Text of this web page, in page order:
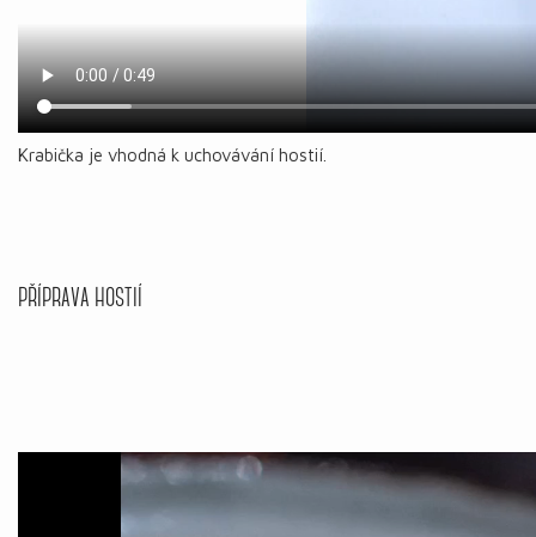
Krabička je vhodná k uchovávání hostií.
PŘÍPRAVA HOSTIÍ